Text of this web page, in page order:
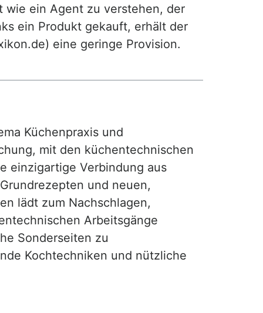
wie ein Agent zu verstehen, der
ein Produkt gekauft, erhält der
eine geringe Provision.
Küchenpraxis und
mit den küchentechnischen
einzigartige Verbindung aus
und neuen,
lädt zum Nachschlagen,
Arbeitsgänge
Sonderseiten zu
Kochtechniken und nützliche